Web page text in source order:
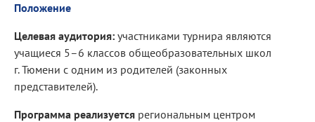
Положение
Целевая аудитория: участниками турнира являются
учащиеся 5–6 классов общеобразовательных школ
г. Тюмени с одним из родителей (законных
представителей).
Программа реализуется региональным центром